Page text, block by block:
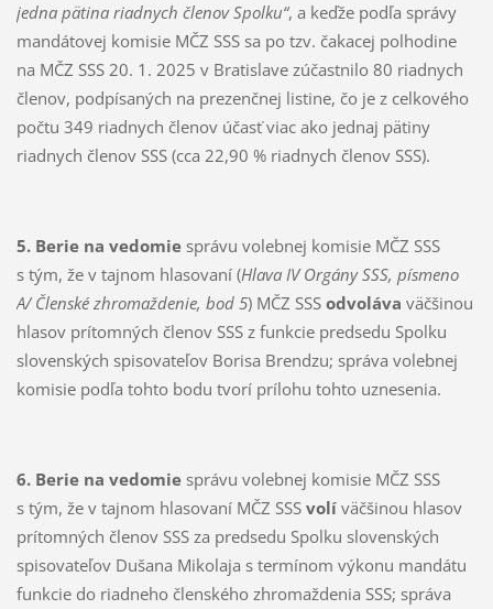
jedna pätina riadnych členov Spolku“, a keďže podľa správy
mandátovej komisie MČZ SSS sa po tzv. čakacej polhodine
na MČZ SSS 20. 1. 2025 v Bratislave zúčastnilo 80 riadnych
členov, podpísaných na prezenčnej listine, čo je z celkového
počtu 349 riadnych členov účasť viac ako jednaj pätiny
riadnych členov SSS (cca 22,90 % riadnych členov SSS).
5. Berie na vedomiesprávu volebnej komisie MČZ SSS
s tým, že v tajnom hlasovaní (Hlava IV Orgány SSS, písmeno
A/ Členské zhromaždenie, bod 5) MČZ SSS odvoláva väčšinou
hlasov prítomných členov SSS z funkcie predsedu Spolku
slovenských spisovateľov Borisa Brendzu; správa volebnej
komisie podľa tohto bodu tvorí prílohu tohto uznesenia.
6. Berie na vedomiesprávu volebnej komisie MČZ SSS
s tým, že v tajnom hlasovaní MČZ SSS volí väčšinou hlasov
prítomných členov SSS za predsedu Spolku slovenských
spisovateľov Dušana Mikolaja s termínom výkonu mandátu
funkcie do riadneho členského zhromaždenia SSS; správa